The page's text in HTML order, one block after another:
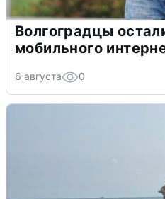
Волгоградцы
мобильного
6 августа 0